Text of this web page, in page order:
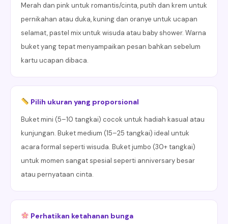
Merah dan pink untuk romantis/cinta, putih dan krem untuk
pernikahan atau duka, kuning dan oranye untuk ucapan
selamat, pastel mix untuk wisuda atau baby shower. Warna
buket yang tepat menyampaikan pesan bahkan sebelum
kartu ucapan dibaca.
Pilih ukuran yang proporsional
Buket mini (5–10 tangkai) cocok untuk hadiah kasual atau
kunjungan. Buket medium (15–25 tangkai) ideal untuk
acara formal seperti wisuda. Buket jumbo (30+ tangkai)
untuk momen sangat spesial seperti anniversary besar
atau pernyataan cinta.
Perhatikan ketahanan bunga